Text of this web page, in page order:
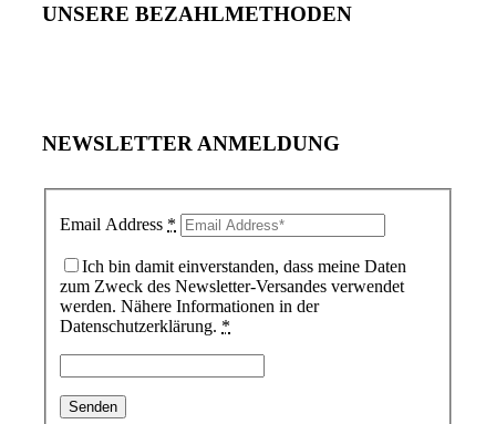
UNSERE BEZAHLMETHODEN
NEWSLETTER ANMELDUNG
Email Address *
Ich bin damit einverstanden, dass meine Daten
zum Zweck des Newsletter-Versandes verwendet
werden. Nähere Informationen in der
Datenschutzerklärung. *